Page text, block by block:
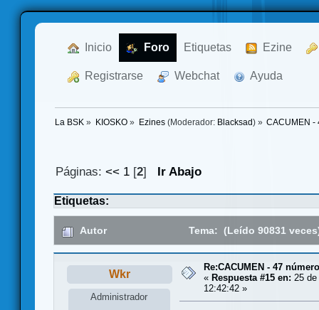
Inicio Foro Etiquetas Ezine
Registrarse Webchat Ayuda
La BSK » KIOSKO» Ezines(Moderador: Blacksad ) » CACUMEN -
Páginas:<< 1 [2] Ir Abajo
Etiquetas:
Autor Tema: (Leído 90831
Wkr
Administrador
Re:CACUMEN - 47
« Respuesta #15 en: 25
12:42:42 »